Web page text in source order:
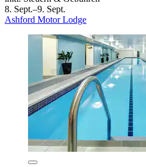
8. Sept.–9. Sept.
Ashford Motor Lodge